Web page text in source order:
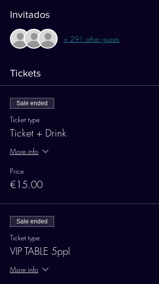
Invitados
+ 291 other guests
Tickets
Sale ended
Ticket type
Ticket + Drink
More info
Price
€15.00
Sale ended
Ticket type
VIP TABLE 5ppl
More info